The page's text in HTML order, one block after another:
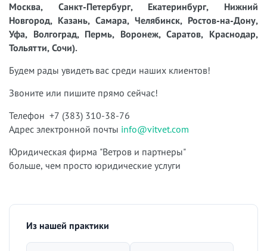
Москва, Санкт-Петербург, Екатеринбург, Нижний
Новгород, Казань, Самара, Челябинск, Ростов-на-Дону,
Уфа, Волгоград, Пермь, Воронеж, Саратов, Краснодар,
Тольятти, Сочи).
Будем рады увидеть вас среди наших клиентов!
Звоните или пишите прямо сейчас!
Телефон +7 (383) 310-38-76
Адрес электронной почты info@vitvet.com
Юридическая фирма "Ветров и партнеры"
больше, чем просто юридические услуги
Из нашей практики